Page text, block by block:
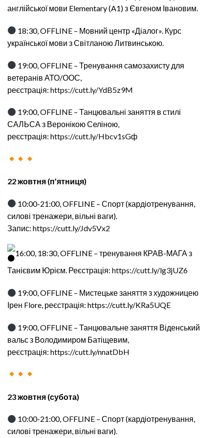
англійської мови Elementary (A1) з Євгеном Івановим.
18:30, OFFLINE – Мовний центр «Діалог». Курс
української мови з Світланою Литвинською.
19:00, OFFLINE – Тренування самозахисту для
ветеранів АТО/ООС,
реєстрація: https://cutt.ly/YdB5z9M
19:00, OFFLINE – Танцювальні заняття в стилі
САЛЬСА з Веронікою Селіною,
реєстрація: https://cutt.ly/Hbcv1sGф
22 жовтня (п’ятниця)
10:00-21:00, OFFLINE – Спорт (кардіотренування,
силові тренажери, вільні ваги).
Запис: https://cutt.ly/Jdv5Vx2
16:00, 18:30, OFFLINE – тренування КРАВ-МАГА з
Танієвим Юрієм. Реєстрація: https://cutt.ly/lg3jUZ6
19:00, OFFLINE – Мистецьке заняття з художницею
Ірен Flore, реєстрація: https://cutt.ly/KRa5UQE
19:00, OFFLINE – Танцювальне заняття Віденський
вальс з Володимиром Батіщевим,
реєстрація: https://cutt.ly/nnatDbH
23 жовтня (субота)
10:00-21:00, OFFLINE – Спорт (кардіотренування,
силові тренажери, вільні ваги).